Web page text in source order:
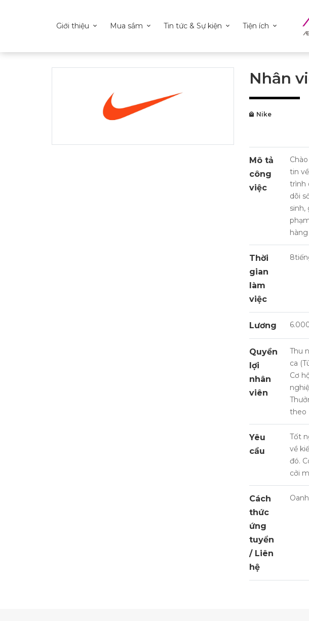
Giới thiệu Mua sắm Tin tức & Sự kiện Tiện ích
Nhân
Nike
Mô tả
công
việc
tin
trình
dõi
sinh,
hàng
Thời
gian
làm
việc
Lương
Quyền
lợi
nhân
viên
Thu
ca
Cơ
theo
Yêu
cầu
Tốt
về
đó.
cởi
Cách
thức
ứng
tuyển
/ Liên
hệ